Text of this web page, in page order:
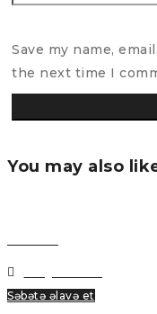
Save my name,
the next time I
You may also
Səbətə əlavə et